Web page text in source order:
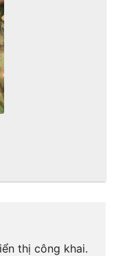
thị công khai.